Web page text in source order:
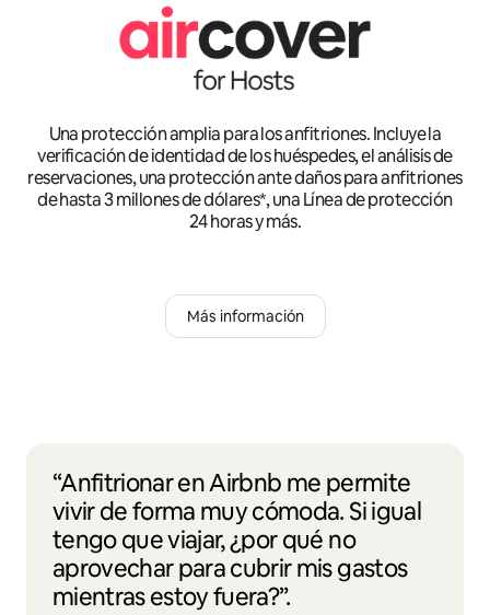
Una protección amplia para los anfitriones. Incluye la
verificación de identidad de los huéspedes, el análisis de
reservaciones, una protección ante daños para anfitriones
de hasta 3 millones de dólares*, una Línea de protección
24 horas y más.
Más información
“Anfitrionar en Airbnb me permite
vivir de forma muy cómoda. Si igual
tengo que viajar, ¿por qué no
aprovechar para cubrir mis gastos
mientras estoy fuera?”.